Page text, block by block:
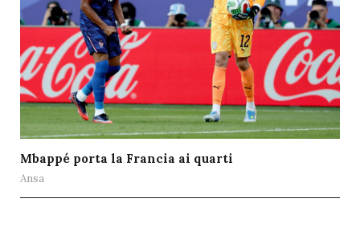
Mbappé porta la Francia ai quarti
Ansa